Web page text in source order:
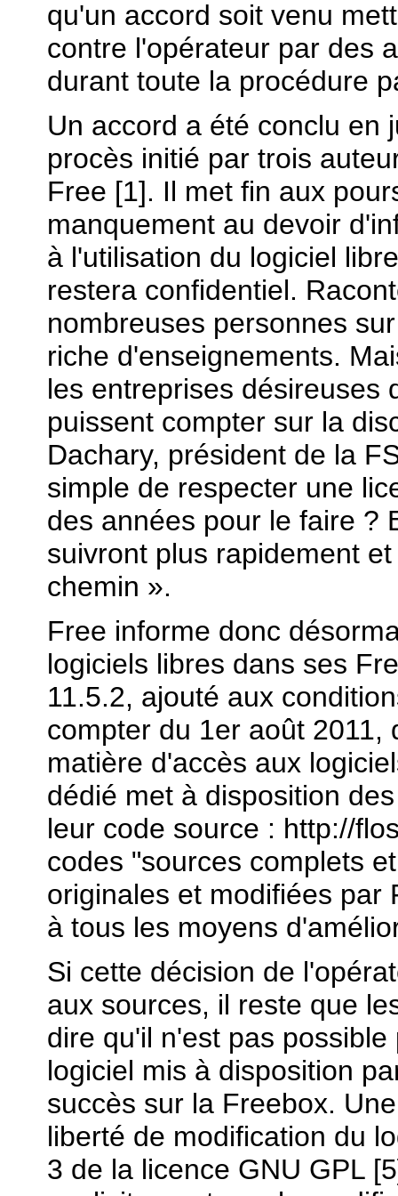
qu'un accord soit venu
contre l'opérateur par des
durant toute la procédure
Un accord a été conclu en
procès initié par trois
Free [1]. Il met fin aux
manquement au devoir
à l'utilisation du logiciel
restera confidentiel.
nombreuses personnes
riche d'enseignements.
les entreprises désireuses
puissent compter sur la
Dachary, président de la
simple de respecter une
des années pour le faire ?
suivront plus rapidement
chemin ».
Free informe donc
logiciels libres dans ses
11.5.2, ajouté aux
compter du 1er août 2011,
matière d'accès aux
dédié met à disposition
leur code source : http://
codes "sources complets
originales et modifiées par
à tous les moyens
Si cette décision de
aux sources, il reste que
dire qu'il n'est pas
logiciel mis à disposition
succès sur la Freebox.
liberté de modification du
3 de la licence GNU GPL